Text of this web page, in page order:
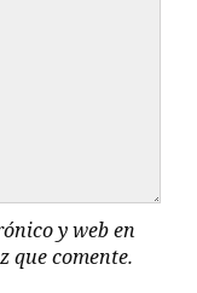
y web en
que comente.